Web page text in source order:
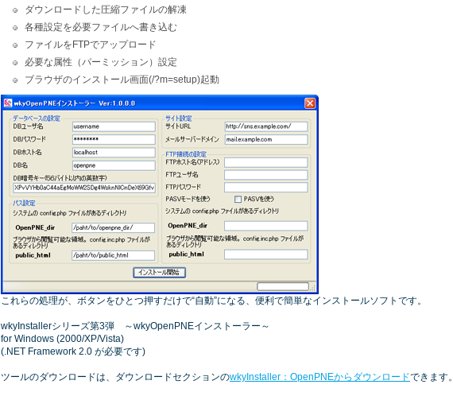
ダウンロードした圧縮ファイルの解凍
各種設定を必要ファイルへ書き込む
ファイルをFTPでアップロード
必要な属性（パーミッション）設定
ブラウザのインストール画面(/?m=setup)起動
これらの処理が、ボタンをひとつ押すだけで“自動”になる、便利で簡単なインストールソフトです。
wkyInstallerシリーズ第3弾 ～wkyOpenPNEインストーラー～
for Windows (2000/XP/Vista)
(.NET Framework 2.0 が必要です)
ツールのダウンロードは、ダウンロードセクションのwkyInstaller：OpenPNEからダウンロードできます。